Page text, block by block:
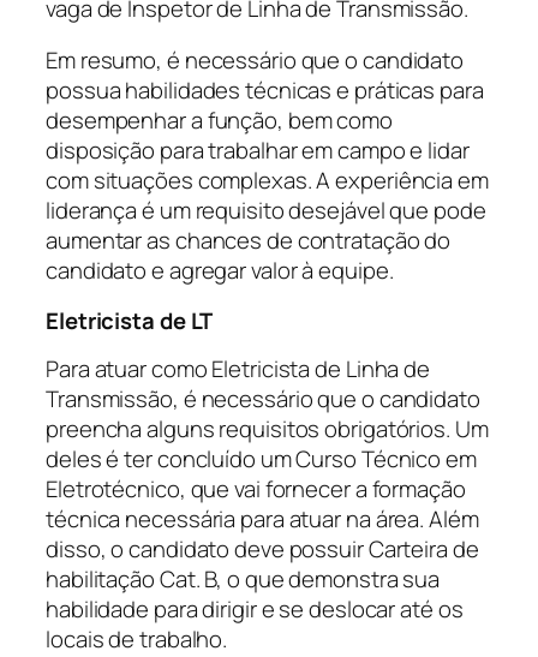
vaga de Inspetor de Linha de Transmissão.
Em resumo, é necessário que o candidato
possua habilidades técnicas e práticas para
desempenhar a função, bem como
disposição para trabalhar em campo e lidar
com situações complexas. A experiência em
liderança é um requisito desejável que pode
aumentar as chances de contratação do
candidato e agregar valor à equipe.
Eletricista de LT
Para atuar como Eletricista de Linha de
Transmissão, é necessário que o candidato
preencha alguns requisitos obrigatórios. Um
deles é ter concluído um Curso Técnico em
Eletrotécnico, que vai fornecer a formação
técnica necessária para atuar na área. Além
disso, o candidato deve possuir Carteira de
habilitação Cat. B, o que demonstra sua
habilidade para dirigir e se deslocar até os
locais de trabalho.